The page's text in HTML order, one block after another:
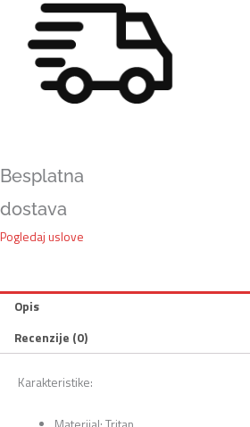
Besplatna
dostava
Pogledaj uslove
Opis
Recenzije (0)
Karakteristike: